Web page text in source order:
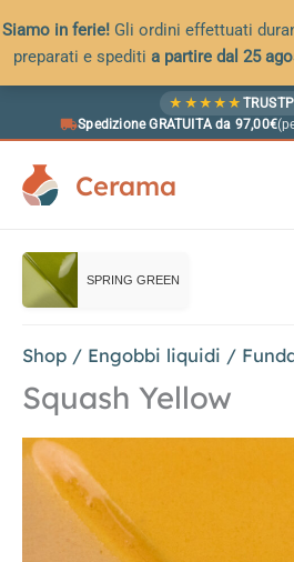
Siamo in ferie! Gli ordini effettuati
preparati e spediti a partire dal 25
★ ★ ★ ★ ★
Spedizione GRATUITA da 97,00€
Cerama
SPRING GREEN
Shop / Engobbi liquidi /
Squash Yellow